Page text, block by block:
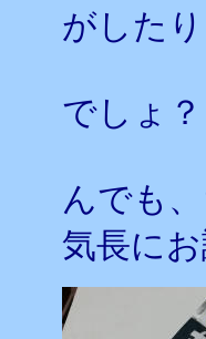
がしたり
でしょ
んでも
気長に